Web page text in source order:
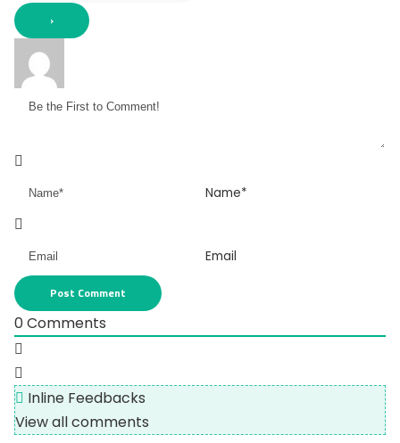
Name*
Email
0Comments
Inline Feedbacks
View all comments